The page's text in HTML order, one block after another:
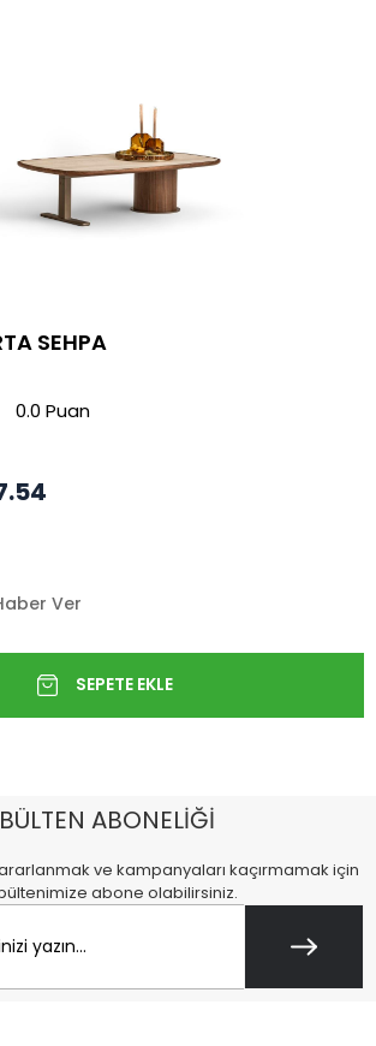
SEHPA
0.0
Ver
BÜLTEN ABONELİĞİ
ve kampanyaları kaçırmamak için
abone olabilirsiniz.